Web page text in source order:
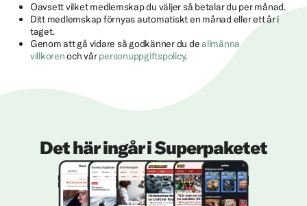
Oavsett vilket medlemskap du väljer så betalar du per månad.
Ditt medlemskap förnyas automatiskt en månad eller ett år i
taget.
Genom att gå vidare så godkänner du deallmänna
villkorenoch vårpersonuppgiftspolicy.
Det här ingår i Superpaketet